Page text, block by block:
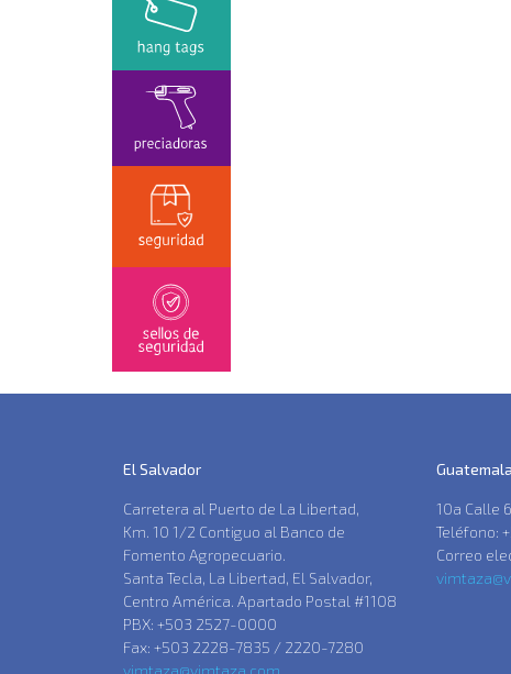
El Salvador
Carretera al Puerto de La Libertad,
Km. 10 1/2 Contiguo al Banco de
Fomento Agropecuario.
Santa Tecla, La Libertad, El Salvador,
Centro América. Apartado Postal #1108
PBX: +503 2527-0000
Fax: +503 2228-7835 / 2220-7280
Guatemala
10a Calle
Teléfono:
Correo